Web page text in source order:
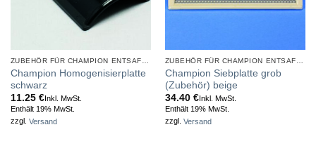
Champion Homogenisierplatte
schwarz
11.25 €Inkl. MwSt.
Enthält 19% MwSt.
zzgl. Versand
Champion Siebplatte grob
(Zubehör) beige
34.40 €Inkl. MwSt.
Enthält 19% MwSt.
zzgl. Versand